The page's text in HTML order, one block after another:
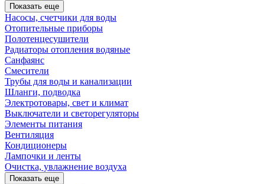
Показать еще
Насосы, счетчики для воды
Отопительные приборы
Полотенцесушители
Радиаторы отопления водяные
Санфаянс
Смесители
Трубы для воды и канализации
Шланги, подводка
Электротовары, свет и климат
Выключатели и светорегуляторы
Элементы питания
Вентиляция
Кондиционеры
Лампочки и ленты
Очистка, увлажнение воздуха
Показать еще